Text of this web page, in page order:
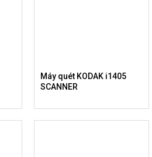
Máy quét KODAK i1405
SCANNER